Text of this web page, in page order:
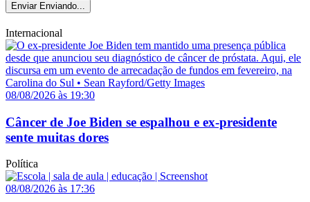
Enviar Enviando...
Internacional
08/08/2026 às 19:30
Câncer de Joe Biden se espalhou e ex-presidente
sente muitas dores
Política
08/08/2026 às 17:36